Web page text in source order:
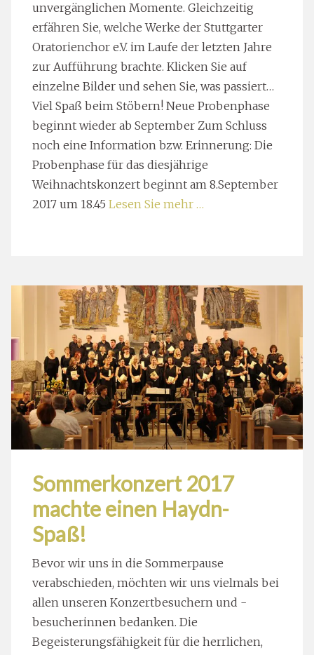
unvergänglichen Momente. Gleichzeitig
erfähren Sie, welche Werke der Stuttgarter
Oratorienchor e.V. im Laufe der letzten Jahre
zur Aufführung brachte. Klicken Sie auf
einzelne Bilder und sehen Sie, was passiert…
Viel Spaß beim Stöbern! Neue Probenphase
beginnt wieder ab September Zum Schluss
noch eine Information bzw. Erinnerung: Die
Probenphase für das diesjährige
Weihnachtskonzert beginnt am 8.September
2017 um 18.45 Lesen Sie mehr …
Sommerkonzert 2017
machte einen Haydn-
Spaß!
Bevor wir uns in die Sommerpause
verabschieden, möchten wir uns vielmals bei
allen unseren Konzertbesuchern und -
besucherinnen bedanken. Die
Begeisterungsfähigkeit für die herrlichen,